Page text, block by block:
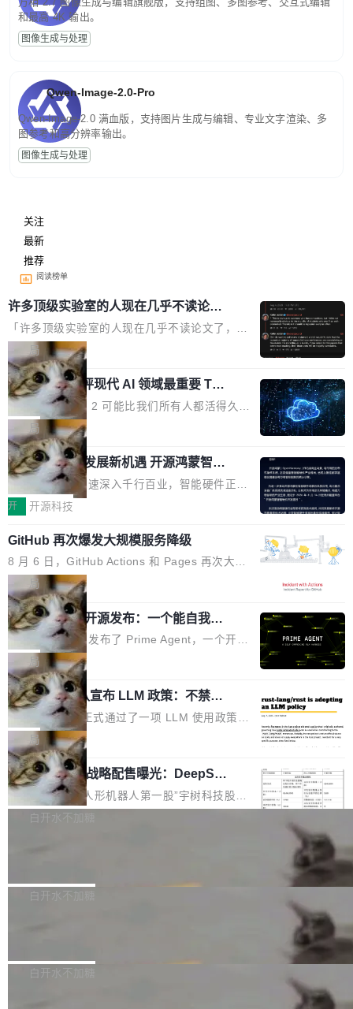
和最高 4K 输出。
图像生成与处理
Qwen-Image-2.0-Pro
Qwen-Image-2.0 满血版，支持图片生成与编辑、专业文字渲染、多
图参考和高分辨率输出。
图像生成与处理
关注
最新
推荐
阅读榜单
许多顶级实验室的人现在几乎不读论文
了
「许多顶级实验室的人现在几乎不读论文了，而
且他们认为 ICLR/ICML/NeurIPS 充斥着大量过
度宣传和欺诈。」 OpenAI 研究员 Keller Jorda
n 这条推文引发了广泛讨论。他不是在说风凉
话，他是说出了一个圈内人尽皆知但很少公开捅
破的事实。 Jordan 随后补充了一句软化声明：
「我不认为这些会议上大部分论文都在过度宣传
或造假。问题是，作为读者，如果你筛选出那些
看起来最令人兴奋的论文，那它们大部分都是过
度宣传的。」 这才是真正的痛点。不是所有论文
都有问题，是最吸引眼球的那批论文最有问题。
他引用的帖子来自 Mathew Shen，一位 ICLR 2
026 的读者：「看了篇 ...
局
xAI 前工程师评现代 AI 领域最重要 Top
3 开源项目
Flash Attention 2 可能比我们所有人都活得久。
这句话不是来自某个技术博客，而是出自 Hieu
Pham 的一条推文。Hieu Pham 是谁？他是 xAI
的早期工程师之一，在 Grok 训练基础设施团队
工作过。近日他在 X 上发了一条帖子，列出了他
认为现代 AI 领域最重要的三个开源项目。 第一
个名字毫无悬念：Flash Attention 2。 Hieu 的
理由很具体。FA 系列不需要解释，但 FA2 是他
认为最重要的一个——复杂度恰到好处，刚好能
驱动你去学 CuTe，但还没被那些"邪恶的" Hopp
er++ 优化所淹没，足够容易修改和适配。 更关
键的是 FA2 的持久性...
局
共商智能硬件发展新机遇 开源鸿蒙智能
硬件开发者日杭州站即将举行
随着万物智联加速深入千行百业，智能硬件正从
单点设备迈向智能化、网联化、协同化发展。作
鸿蒙通过统一技术底座和分布式能力，为不同类
型智能设备的开发、连接与互联提供关键支撑，
也为产业链企业探索产品创新与商业增长打开新
的空间。 8月14日，开源鸿蒙智能硬件开发者日
（OHDD：OpenHarmony Hardware Develope
r Day）将在杭州启航。活动面向智能硬件产业
链企业和开发者，邀请行业专家与资深技术顾
问，围绕开源鸿蒙技术能力、设备适配、芯片适
配、功耗与稳定性调优、兼容性测评及统一互联
等内容展开系统讲解和实战交流，帮助企业进一
步了解开源鸿蒙在智能...
开 开源科技
GitHub 再次爆发大规模服务降级
8 月 6 日，GitHub Actions 和 Pages 再次大规
模服务降级，Actions 完全不可用超过 5 小时，
webhook 停发，连自托管 runner 也因调度层故
障无法工作。Pages、Copilot code review、C
opilot coding agent 全部受影响。从检测到完全
恢复，大约 12 小时。 这是 2026 年 8 月的第六
起事故，其中四起与 AI/Copilot 服务相关。 Git
Hub 员工 kdaigle 在 HN 讨论中贴出了一组数
据：2025 年全年 10 亿次 commit。现在，每周
2.75 亿次，全年预计 140 亿次。GitHub...
局
Prime Agent 开源发布：一个能自我改
进的编程 Agent，ARC-AGI 3 超越人类
专家基线
Prime Intellect 发布了 Prime Agent，一个开源
的编程 Agent Harness，核心设计围绕两个抽
象：Recursive Language Model（RLM）和 C
ontinual Harness。在 ARC-AGI 3 基准测试
上，Prime Agent + Opus 5 的组合达到了 95.
5% RHAE Best@1，超过了 ARC 报告的人类专
家基线 95.4%。 不是又一个 coding agent 包装
器 Prime Agent 的架构和市面上大多数 coding
agent 有本质区别。大多数 agent harness 的设
计是基于早期模型的能力—...
局
Rust 项目团队宣布 LLM 政策：不禁
止，但你要承认哪些代码不是你写的
Rust 语言项目正式通过了一项 LLM 使用政策，
覆盖 rust-lang/rust 单一仓库的代码贡献。这不
是项目级别的官方立场，目前由五个团队采纳，
但它可能是主流开源项目中关于 AI 辅助贡献最
细致的一份规则。 政策的核心只有一句话：LLM
可以用来分析、提炼、审阅、建议，但不能用来
不得生成涉及安全性的关键变更，除非作者本身
局
宇树科技 IPO 战略配售曝光：DeepSe
ek 获配 93.3 万股，锁定 36 个月
8月6日晚间，“人形机器人第一股”宇树科技股份
有限公司披露IPO发行价格及战略配售结果，杭
36个月。 公告显示，本次宇树科技战略配售对
员工参与设立的专项资产管理计划。其中，Dee
白开水不加糖
Bug fixes and enhancements 修复多次传递同
一个回归问题，该问题导致拉取镜像时会拒绝包
白开水不加糖
e 孵化器项目管理委员会（IPMC）投票中获得
白开水不加糖